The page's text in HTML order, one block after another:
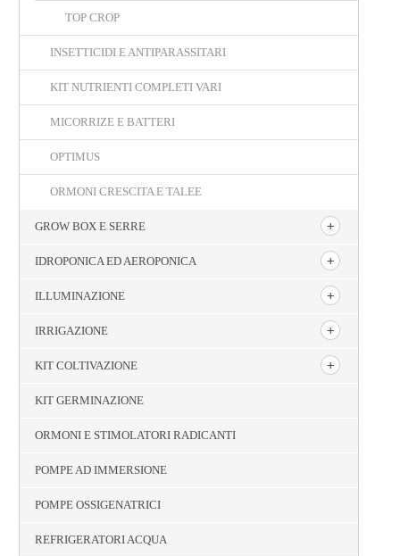
TOP CROP
INSETTICIDI E ANTIPARASSITARI
KIT NUTRIENTI COMPLETI VARI
MICORRIZE E BATTERI
OPTIMUS
ORMONI CRESCITA E TALEE
GROW BOX E SERRE
IDROPONICA ED AEROPONICA
ILLUMINAZIONE
IRRIGAZIONE
KIT COLTIVAZIONE
KIT GERMINAZIONE
ORMONI E STIMOLATORI RADICANTI
POMPE AD IMMERSIONE
POMPE OSSIGENATRICI
REFRIGERATORI ACQUA